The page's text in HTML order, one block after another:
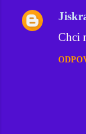
Chci